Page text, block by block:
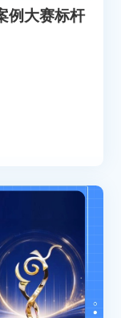
例大赛标杆